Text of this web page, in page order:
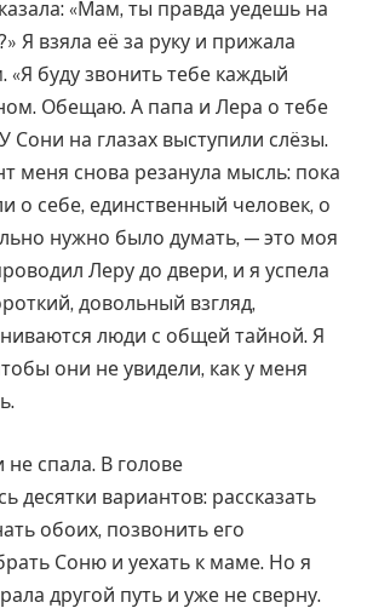
«Мам, ты правда уедешь на
Я взяла её за руку и прижала
«Я буду звонить тебе каждый
Обещаю. А папа и Лера о тебе
Сони на глазах выступили слёзы.
меня снова резанула мысль: пока
о себе, единственный человек, о
нужно было думать, — это моя
Леру до двери, и я успела
довольный взгляд,
люди с общей тайной. Я
они не увидели, как у меня
спала. В голове
десятки вариантов: рассказать
обоих, позвонить его
Соню и уехать к маме. Но я
другой путь и уже не сверну.